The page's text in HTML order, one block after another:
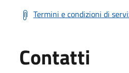
Termini e condizioni di
Contatti